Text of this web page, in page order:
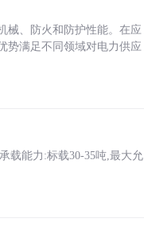
械、防火和防护性能。在应
势满足不同领域对电力供应
载能力:标载30-35吨,最大允